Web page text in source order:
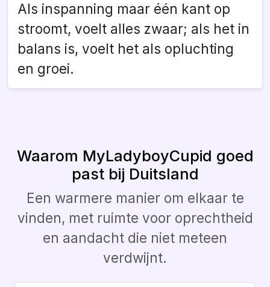
Als inspanning maar één kant op
stroomt, voelt alles zwaar; als het in
balans is, voelt het als opluchting
en groei.
Waarom MyLadyboyCupid goed
past bij Duitsland
Een warmere manier om elkaar te
vinden, met ruimte voor oprechtheid
en aandacht die niet meteen
verdwijnt.